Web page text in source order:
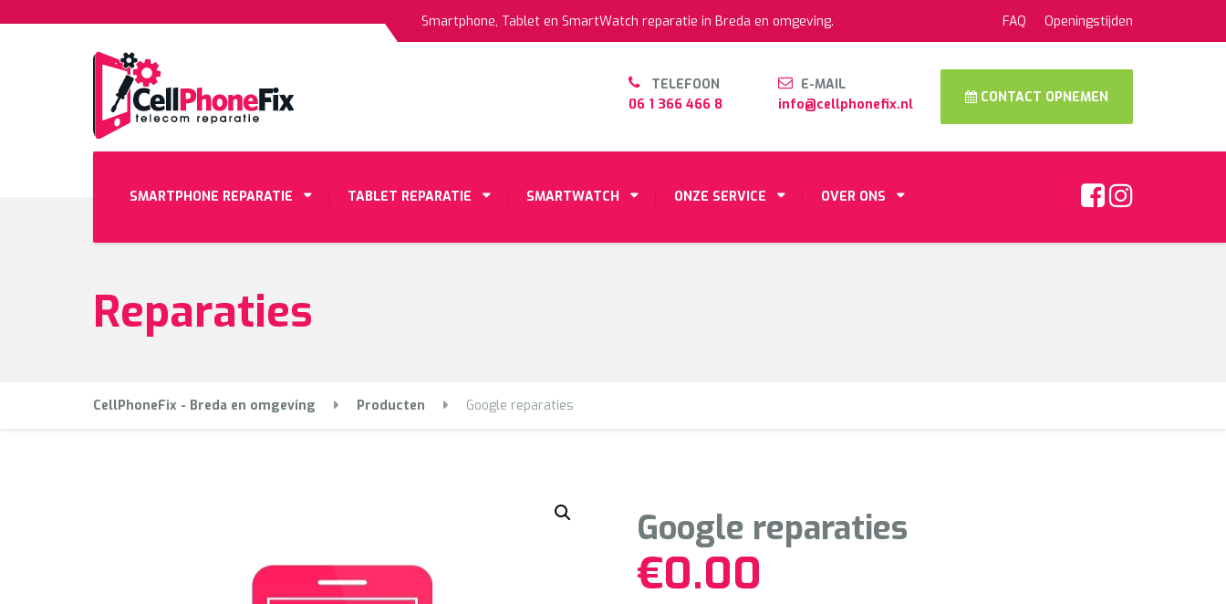
Smartphone, Tablet en SmartWatch reparatie in Breda en omgeving. FAQ Openingstijden
SMARTPHONE REPARATIE TABLET REPARATIE SMARTWATCH ONZE SERVICE OVER ONS
TELEFOON
06 1 366 466 8
E-MAIL
info@cellphonefix.nl
CONTACT OPNEMEN
Reparaties
CellPhoneFix - Breda en omgeving Producten Google reparaties
Google reparaties
€0.00